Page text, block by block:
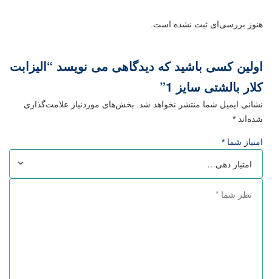
هنوز بررسی‌ای ثبت نشده است.
اولین کسی باشید که دیدگاهی می نویسد “الیزابت
کلار بالشتی سایز 1”
نشانی ایمیل شما منتشر نخواهد شد.
بخش‌های موردنیاز علامت‌گذاری
شده‌اند *
امتیاز شما *